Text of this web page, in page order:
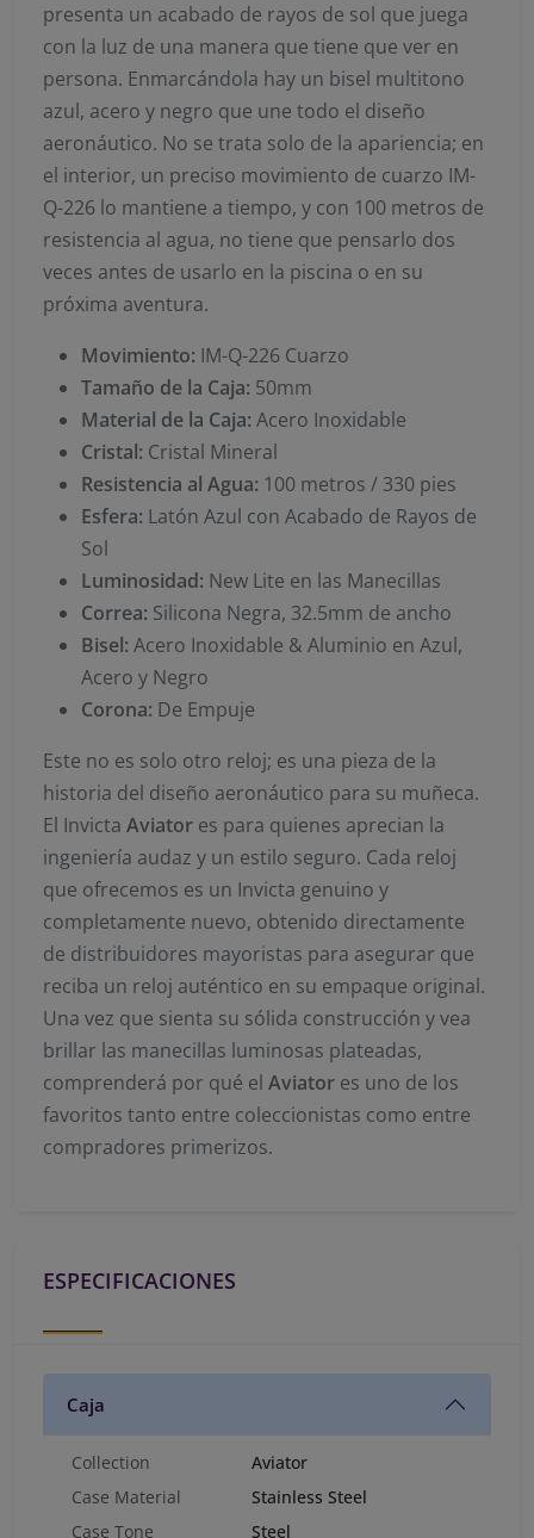
presenta un acabado de rayos de sol que juega
con la luz de una manera que tiene que ver en
persona. Enmarcándola hay un bisel multitono
azul, acero y negro que une todo el diseño
aeronáutico. No se trata solo de la apariencia; en
el interior, un preciso movimiento de cuarzo IM-
Q-226 lo mantiene a tiempo, y con 100 metros de
resistencia al agua, no tiene que pensarlo dos
veces antes de usarlo en la piscina o en su
próxima aventura.
Movimiento: IM-Q-226 Cuarzo
Tamaño de la Caja: 50mm
Material de la Caja: Acero Inoxidable
Cristal: Cristal Mineral
Resistencia al Agua: 100 metros / 330 pies
Esfera: Latón Azul con Acabado de Rayos de
Sol
Luminosidad: New Lite en las Manecillas
Correa: Silicona Negra, 32.5mm de ancho
Bisel: Acero Inoxidable & Aluminio en Azul,
Acero y Negro
Corona: De Empuje
Este no es solo otro reloj; es una pieza de la
historia del diseño aeronáutico para su muñeca.
El Invicta Aviator es para quienes aprecian la
ingeniería audaz y un estilo seguro. Cada reloj
que ofrecemos es un Invicta genuino y
completamente nuevo, obtenido directamente
de distribuidores mayoristas para asegurar que
reciba un reloj auténtico en su empaque original.
Una vez que sienta su sólida construcción y vea
brillar las manecillas luminosas plateadas,
comprenderá por qué el Aviator es uno de los
favoritos tanto entre coleccionistas como entre
compradores primerizos.
ESPECIFICACIONES
Caja
Collection
Aviator
Case Material
Stainless Steel
Case Tone
Steel